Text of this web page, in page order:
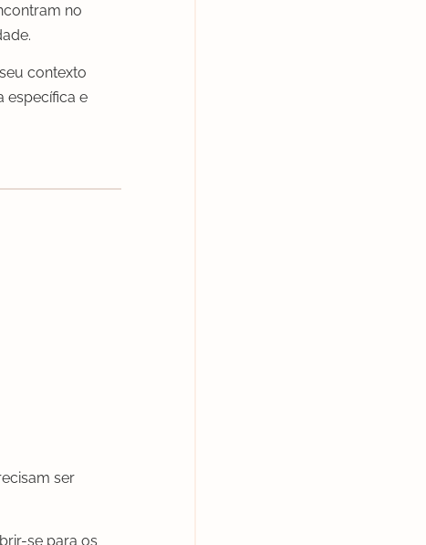
no
contexto
específica e
ser
se para os